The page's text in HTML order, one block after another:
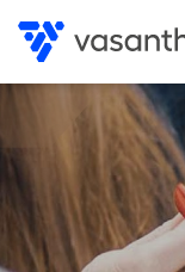
zum